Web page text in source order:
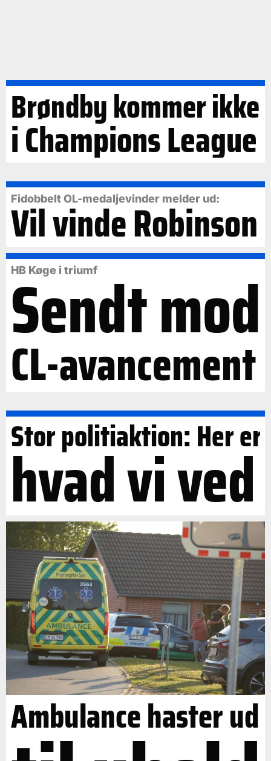
Brøndby kommer ikke
i Champions League
Fidobbelt OL-medaljevinder melder ud:
Vil vinde Robinson
HB Køge i triumf
Sendt mod
CL-avancement
Stor politiaktion: Her er
hvad vi ved
Ambulance haster ud